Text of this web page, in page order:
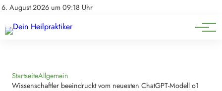
6. August 2026 um 09:18 Uhr
Impressum
Natürliche Medizin
Heilpflanzen & Kräuterkunde
StartseiteAllgemein
Wissenschaftler beeindruckt vom neuesten ChatGPT-Modell o1